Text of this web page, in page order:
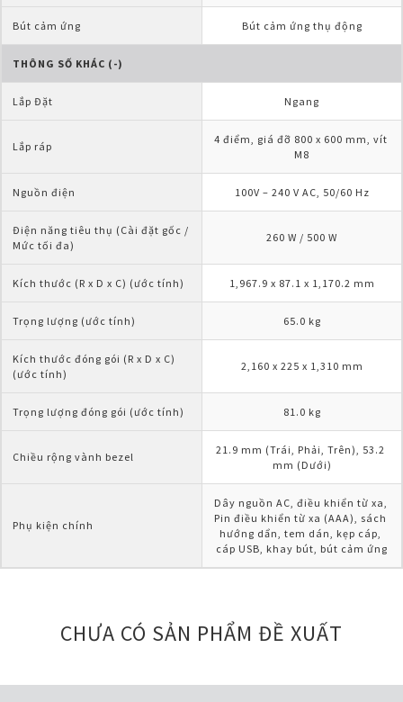
Bút cảm ứng Bút cảm ứng thụ động
THÔNG SỐ KHÁC (-)
Lắp Đặt Ngang
Lắp ráp
4 điểm, giá đỡ 800 x 600 mm, vít
M8
Nguồn điện 100V – 240 V AC, 50/60 Hz
Điện năng tiêu thụ (Cài đặt gốc /
Mức tối đa)
260 W / 500 W
Kích thước (R x D x C) (ước tính) 1,967.9 x 87.1 x 1,170.2 mm
Trọng lượng (ước tính) 65.0 kg
Kích thước đóng gói (R x D x C)
(ước tính)
2,160 x 225 x 1,310 mm
Trọng lượng đóng gói (ước tính) 81.0 kg
Chiều rộng vành bezel
21.9 mm (Trái, Phải, Trên), 53.2
mm (Dưới)
Phụ kiện chính
Dây nguồn AC, điều khiển từ xa,
Pin điều khiển từ xa (AAA), sách
hướng dẩn, tem dán, kẹp cáp,
cáp USB, khay bút, bút cảm ứng
CHƯA CÓ SẢN PHẨM ĐỀ XUẤT